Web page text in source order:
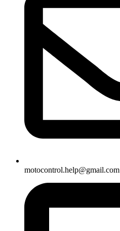
motocontrol.help@gmail.com